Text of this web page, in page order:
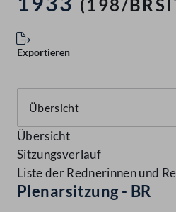
(198/
Exportieren
Übersicht
Sitzungsverlauf
Liste der Rednerinnen und
Plenarsitzung - BR